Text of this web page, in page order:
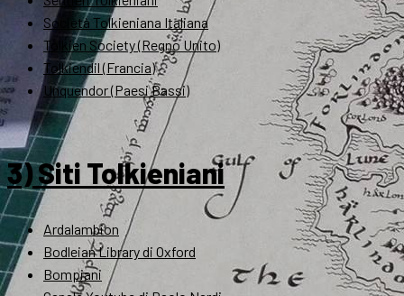
Società Tolkieniana Italiana
Tolkien Society (Regno Unito)
Tolkiendil (Francia)
Unquendor (Paesi Bassi)
3) Siti Tolkieniani
Ardalambion
Bodleian Library di Oxford
Bompiani